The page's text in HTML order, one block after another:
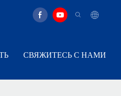
СВЯЖИТЕСЬ С НАМИ